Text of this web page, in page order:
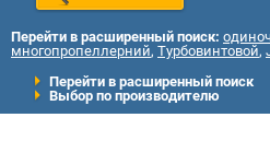
Перейти в расширенный поиск:
многопропеллерний, Турбовинтовой,
Перейти в расширенный поиск
Выбор по производителю